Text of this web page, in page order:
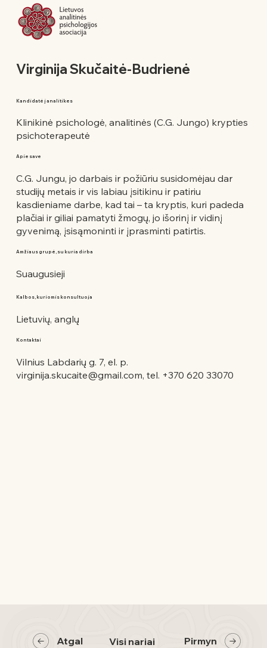
Virginija Skučaitė-Budrienė
Kandidatė į analitikes
Klinikinė psichologė, analitinės (C.G. Jungo) krypties
psichoterapeutė
Apie save
C.G. Jungu, jo darbais ir požiūriu susidomėjau dar
studijų metais ir vis labiau įsitikinu ir patiriu
kasdieniame darbe, kad tai – ta kryptis, kuri padeda
plačiai ir giliai pamatyti žmogų, jo išorinį ir vidinį
gyvenimą, įsisąmoninti ir įprasminti patirtis.
Amžiaus grupė, su kuria dirba
Suaugusieji
Kalbos, kuriomis konsultuoja
Lietuvių, anglų
Kontaktai
Vilnius Labdarių g. 7, el. p.
virginija.skucaite@gmail.com, tel. +370 620 33070
Atgal Pirmyn
Visi nariai